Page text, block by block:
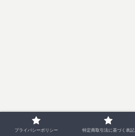
プライバシーポリシー 特定商取引法に基づく表記